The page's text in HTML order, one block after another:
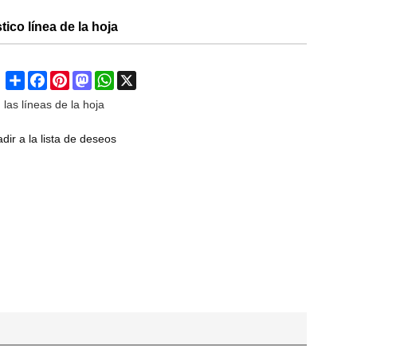
línea de la hoja
ShareFacebookPinterestMastodonWhatsApp
las líneas de la hoja
a la lista de deseos